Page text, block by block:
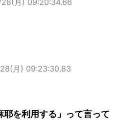
月) 09:23:30.83
耶を利用する」って言って